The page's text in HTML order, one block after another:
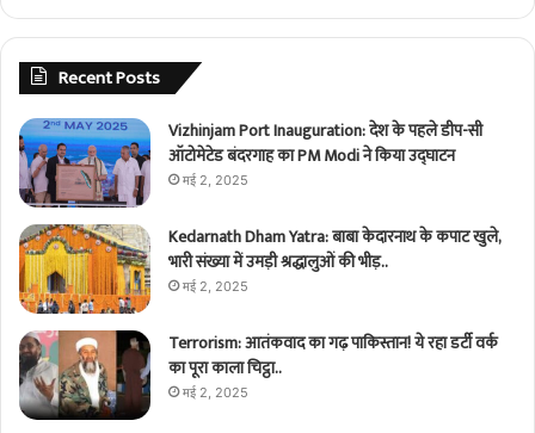
Recent Posts
Vizhinjam Port Inauguration: देश के पहले डीप-सी
ऑटोमेटेड बंदरगाह का PM Modi ने किया उद्घाटन
मई 2, 2025
Kedarnath Dham Yatra: बाबा केदारनाथ के कपाट खुले,
भारी संख्या में उमड़ी श्रद्धालुओं की भीड़..
मई 2, 2025
Terrorism: आतंकवाद का गढ़ पाकिस्तान! ये रहा डर्टी वर्क
का पूरा काला चिट्ठा..
मई 2, 2025